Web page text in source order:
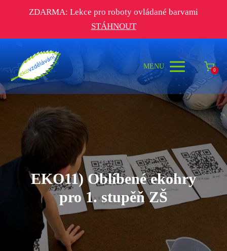
ZDARMA: Lekce pro roboty ovládané barvami
STÁHNOUT
MENU 0
EKO11) Oblíbené ekohry
pro 1. stupěň ZŠ